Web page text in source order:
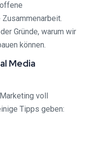
Gründe, warum wir
können.
Media
voll
Tipps geben: